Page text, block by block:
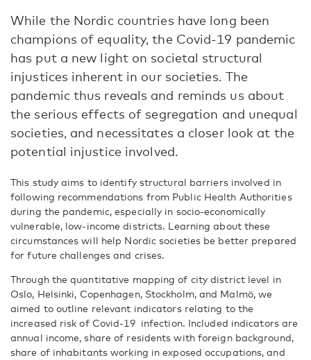
While the Nordic countries have long been
champions of equality, the Covid-19 pandemic
has put a new light on societal structural
injustices inherent in our societies. The
pandemic thus reveals and reminds us about
the serious effects of segregation and unequal
societies, and necessitates a closer look at the
potential injustice involved.
This study aims to identify structural barriers involved in
following recommendations from Public Health Authorities
during the pandemic, especially in socio-economically
vulnerable, low-income districts. Learning about these
circumstances will help Nordic societies be better prepared
for future challenges and crises.
Through the quantitative mapping of city district level in
Oslo, Helsinki, Copenhagen, Stockholm, and Malmö, we
aimed to outline relevant indicators relating to the
increased risk of Covid-19 infection. Included indicators are
annual income, share of residents with foreign background,
share of inhabitants working in exposed occupations, and